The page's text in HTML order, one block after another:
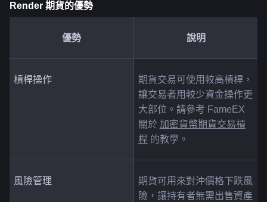
Render 期貨的優勢
優勢 說明
槓桿操作
期貨交易可使用較高槓桿，
讓交易者用較少資金操作更
大部位。請參考 FameEX
關於 加密貨幣期貨交易槓
桿 的教學。
風險管理
期貨可用來對沖價格下跌風
險，讓持有者無需出售資產